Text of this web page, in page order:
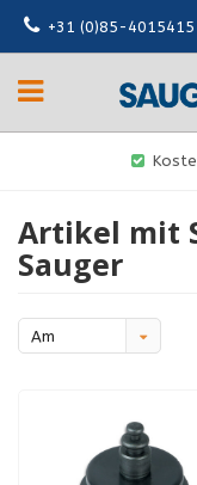
+31 (0)85-4015415
Artikel mit
Sauger
Am